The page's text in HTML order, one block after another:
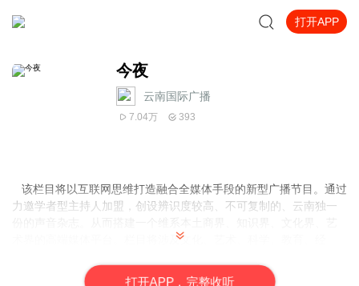
打开APP
今夜
云南国际广播
7.04万 393
该栏目将以互联网思维打造融合全媒体手段的新型广播节目。通过
力邀学者型主持人加盟，创设辨识度较高、不可复制的、云南独一
术界的高端媒体平台。栏目将涉及文化、艺术、科学、教育、经
打开APP，完整收听